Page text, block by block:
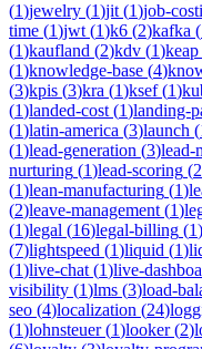
(1)jewelry (1)jit (1)job-
time (1)jwt (1)k6 (2)kafka (
(1)kaufland (2)kdv (1)keap
(1)knowledge-base (4)
(3)kpis (3)kra (1)ksef(1)
(1)landed-cost (1)landing-
(1)latin-america (3)launch (
(1)lead-generation (3)lead-
nurturing (1)lead-scoring (2
(1)lean-manufacturing (1)
(2)leave-management (1)
(1)legal (16)legal-billing (1)
(7)lightspeed (1)liquid (1)
(1)live-chat (1)live-
visibility (1)lms (3)load-
seo (4)localization (24)
(1)lohnsteuer(1)looker(2)